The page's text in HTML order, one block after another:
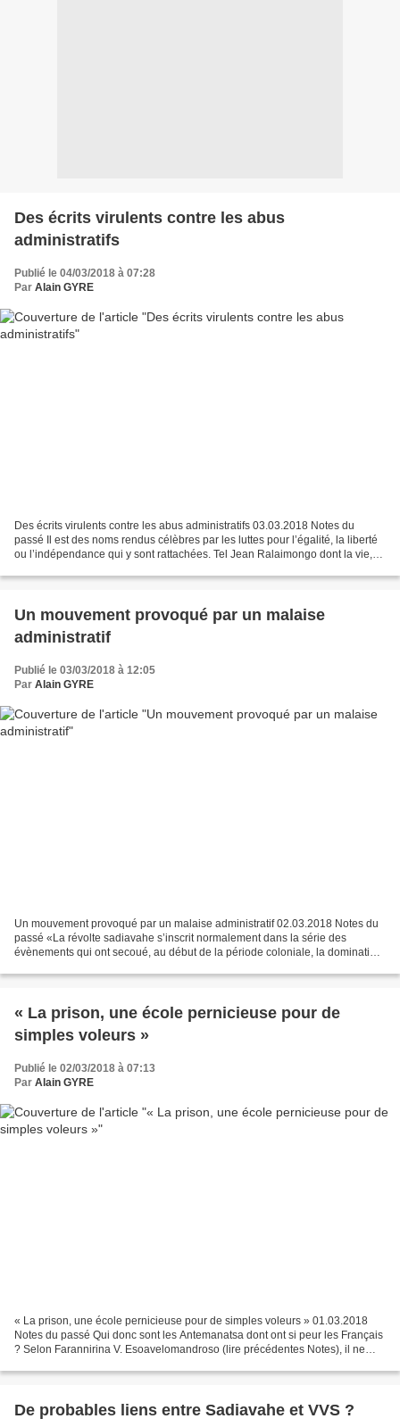
Des écrits virulents contre les abus
administratifs
Publié le 04/03/2018 à 07:28
Par Alain GYRE
Des écrits virulents contre les abus administratifs 03.03.2018 Notes du
passé Il est des noms rendus célèbres par les luttes pour l’égalité, la liberté
ou l’indépendance qui y sont rattachées. Tel Jean Ralaimongo dont la vie,
Un mouvement provoqué par un malaise
administratif
Publié le 03/03/2018 à 12:05
Par Alain GYRE
Un mouvement provoqué par un malaise administratif 02.03.2018 Notes du
passé «La révolte sadiavahe s’inscrit normalement dans la série des
évènements qui ont secoué, au début de la période coloniale, la domination
« La prison, une école pernicieuse pour de
simples voleurs »
Publié le 02/03/2018 à 07:13
Par Alain GYRE
« La prison, une école pernicieuse pour de simples voleurs » 01.03.2018
Notes du passé Qui donc sont les Antemanatsa dont ont si peur les Français
? Selon Farannirina V. Esoavelomandroso (lire précédentes Notes), il ne
De probables liens entre Sadiavahe et VVS ?